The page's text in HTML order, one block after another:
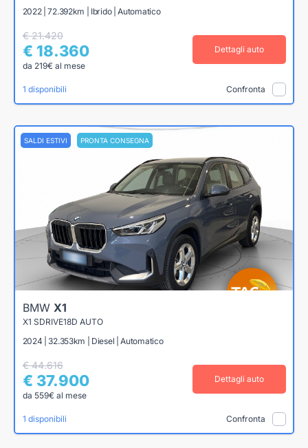
2022 | 72.392km | Ibrido | Automatico
€ 21.420
€ 18.360
da 219€ al mese
Dettagli auto
1 disponibili Confronta
SALDI ESTIVI PRONTA CONSEGNA
BMW X1
X1 SDRIVE18D AUTO
2024 | 32.353km | Diesel | Automatico
€ 44.616
€ 37.900
da 559€ al mese
Dettagli auto
1 disponibili Confronta